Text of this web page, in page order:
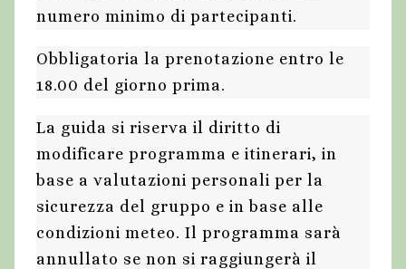
numero minimo di partecipanti.
Obbligatoria la prenotazione entro le
18.00 del giorno prima.
La guida si riserva il diritto di
modificare programma e itinerari, in
base a valutazioni personali per la
sicurezza del gruppo e in base alle
condizioni meteo. Il programma sarà
annullato se non si raggiungerà il